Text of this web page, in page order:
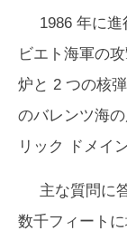
1986 年に
ビエト海軍の
炉と 2 つの核
のバレンツ海
リック ドメイ
主な質問に
数千フィート